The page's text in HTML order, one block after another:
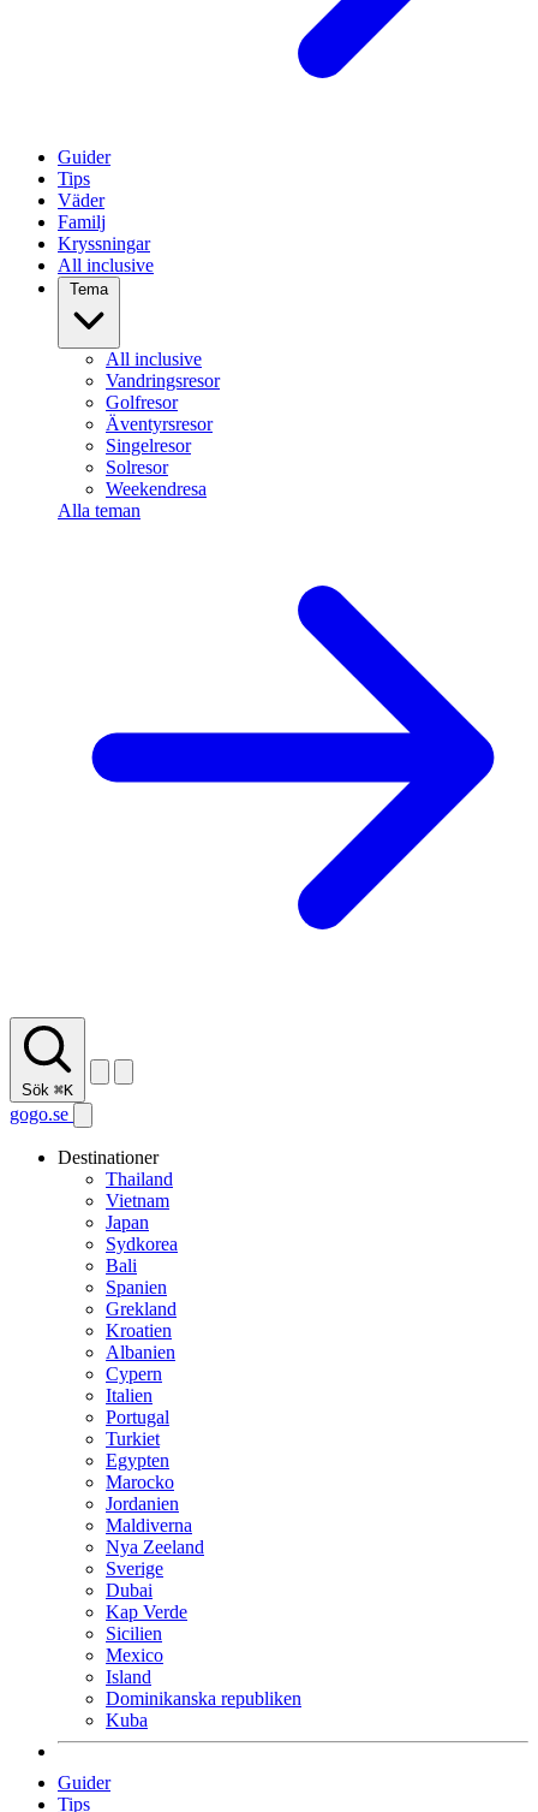
Guider
Tips
Väder
Familj
Kryssningar
All inclusive
Tema
All inclusive
Vandringsresor
Golfresor
Äventyrsresor
Singelresor
Solresor
Weekendresa
Alla teman
Sök ⌘K
gogo.se
Destinationer
Thailand
Vietnam
Japan
Sydkorea
Bali
Spanien
Grekland
Kroatien
Albanien
Cypern
Italien
Portugal
Turkiet
Egypten
Marocko
Jordanien
Maldiverna
Nya Zeeland
Sverige
Dubai
Kap Verde
Sicilien
Mexico
Island
Dominikanska republiken
Kuba
Guider
Tips